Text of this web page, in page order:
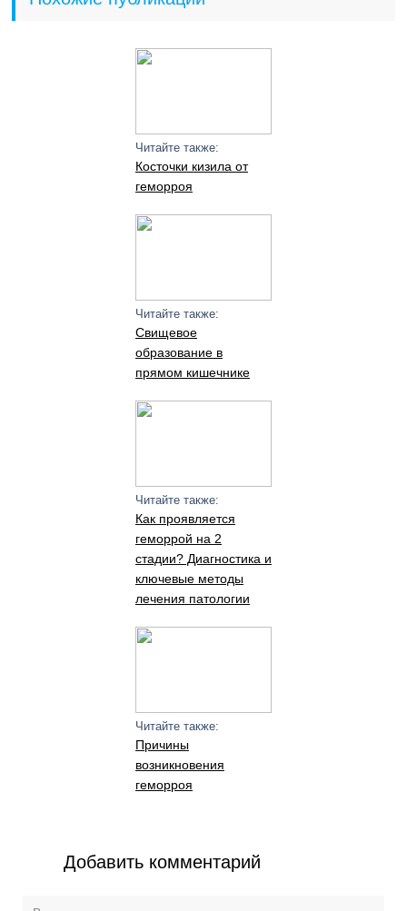
Читайте также:
Косточки кизила от
геморроя
Читайте также:
Свищевое
образование в
прямом кишечнике
Читайте также:
Как проявляется
геморрой на 2
стадии? Диагностика и
ключевые методы
лечения патологии
Читайте также:
Причины
возникновения
геморроя
Добавить комментарий